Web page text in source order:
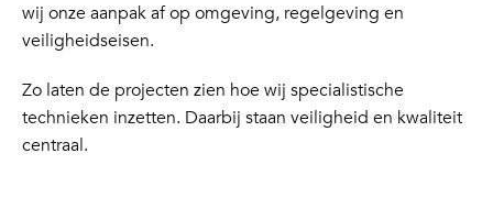
wij onze aanpak af op omgeving, regelgeving en
veiligheidseisen.
Zo laten de projecten zien hoe wij specialistische
technieken inzetten. Daarbij staan veiligheid en kwaliteit
centraal.